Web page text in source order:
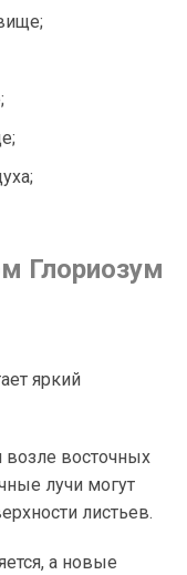
Глориозум
яркий
возле восточных
лучи могут
листьев.
а новые